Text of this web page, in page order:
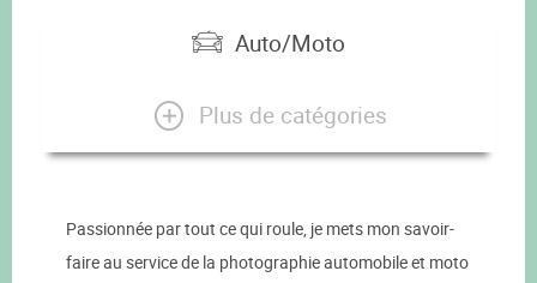
Auto/Moto
Plus de catégories
Passionnée par tout ce qui roule, je mets mon savoir-
faire au service de la photographie automobile et moto